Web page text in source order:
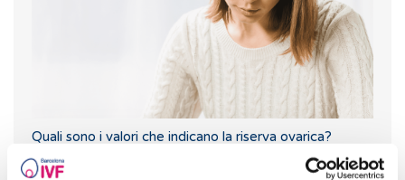
Quali sono i valori che indicano la riserva ovarica?